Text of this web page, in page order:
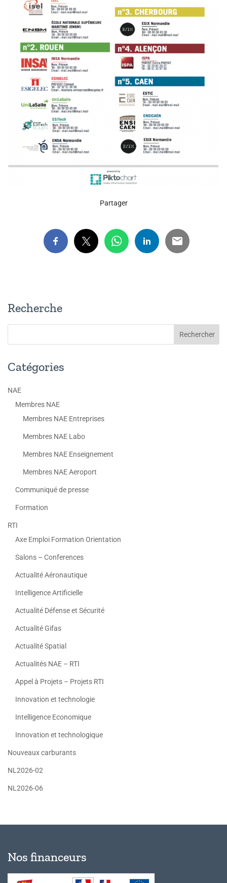
Partager
Recherche
Catégories
NAE
Membres NAE
Membres NAE Entreprises
Membres NAE Labo
Membres NAE Enseignement
Membres NAE Aeroport
Communiqué de presse
Formation
RTI
Axe Emploi Formation Orientation
Salons – Conferences
Actualité Aéronautique
Intelligence Artificielle
Actualité Défense et Sécurité
Actualité Gifas
Actualité Spatial
Actualités NAE – RTI
Appel à Projets – Projets RTI
Innovation et technologie
Intelligence Economique
Innovation et technologique
Nouveaux carburants
NL2026-02
NL2026-06
Nos financeurs